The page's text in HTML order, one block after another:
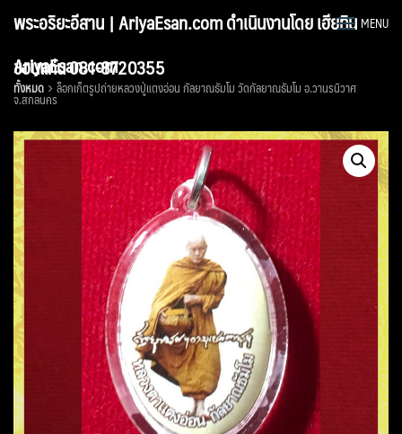
พระอริยะอีสาน | AriyaEsan.com ดำเนินงานโดย เฮียทิน
ขอนแก่น 081-8720355
MENU
AriyaEsan.com
ทั้งหมด ล็อกเก็ตรูปถ่ายหลวงปู่แตงอ่อน กัลยาณธัมโม วัดกัลยาณธัมโม อ.วานรนิวาศ
จ.สกลนคร